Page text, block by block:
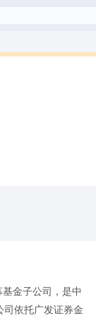
金子公司，是中
依托广发证券金